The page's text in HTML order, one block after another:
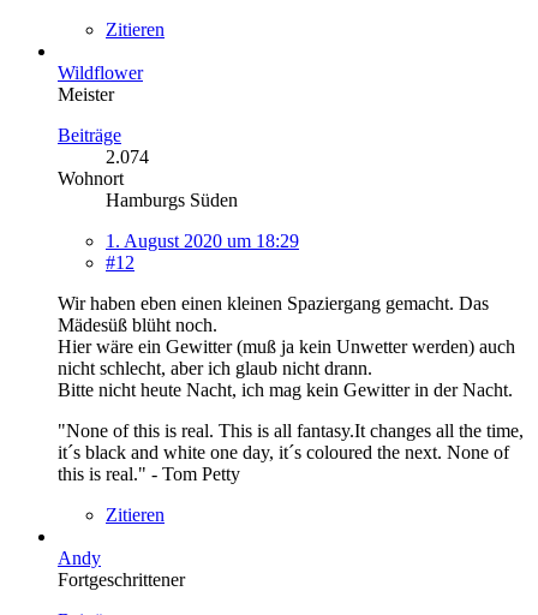
Zitieren
Wildflower
Meister
Beiträge
2.074
Wohnort
Hamburgs Süden
1. August 2020 um 18:29
#12
Wir haben eben einen kleinen Spaziergang gemacht. Das
Mädesüß blüht noch.
Hier wäre ein Gewitter (muß ja kein Unwetter werden) auch
nicht schlecht, aber ich glaub nicht drann.
Bitte nicht heute Nacht, ich mag kein Gewitter in der Nacht.
"None of this is real. This is all fantasy.It changes all the time,
it´s black and white one day, it´s coloured the next. None of
this is real." - Tom Petty
Zitieren
Andy
Fortgeschrittener